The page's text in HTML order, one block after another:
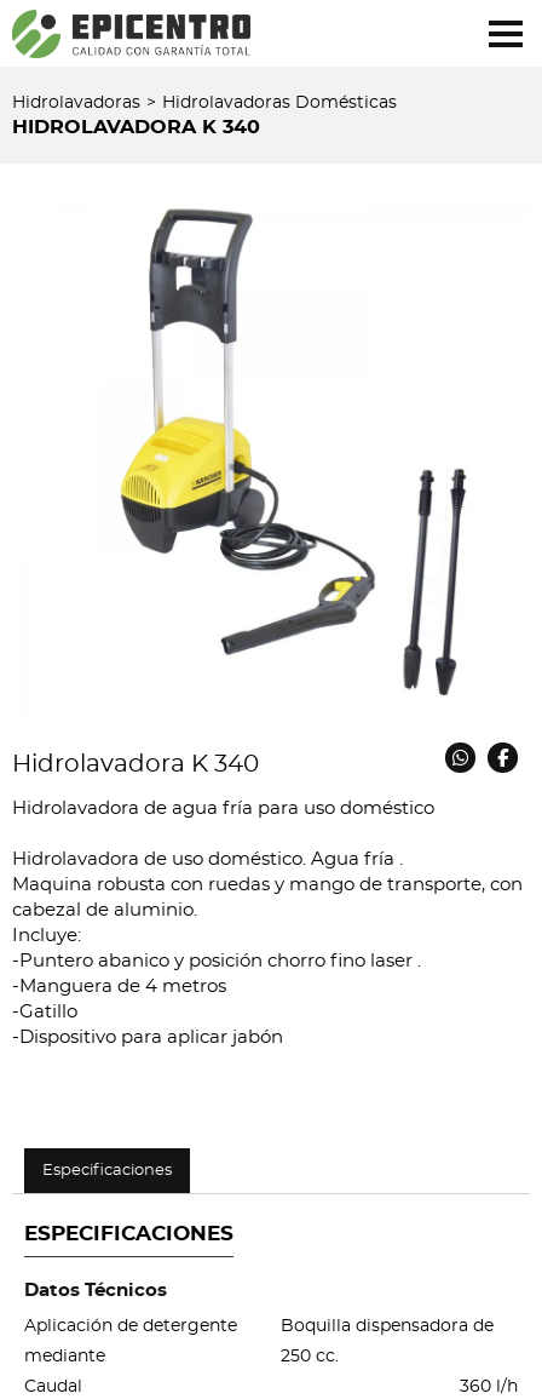
¿Olvidó su contraseña?Regístrese aquí
Hidrolavadoras > Hidrolavadoras Domésticas
HIDROLAVADORA K 340
Hidrolavadora K 340
Hidrolavadora de agua fría para uso doméstico
Hidrolavadora de uso doméstico. Agua fría .
Maquina robusta con ruedas y mango de transporte, con
cabezal de aluminio.
Incluye:
-Puntero abanico y posición chorro fino laser .
-Manguera de 4 metros
-Gatillo
-Dispositivo para aplicar jabón
Especificaciones
ESPECIFICACIONES
Datos Técnicos
Aplicación de detergente
mediante
Boquilla dispensadora de
250 cc.
Caudal
360 l/h